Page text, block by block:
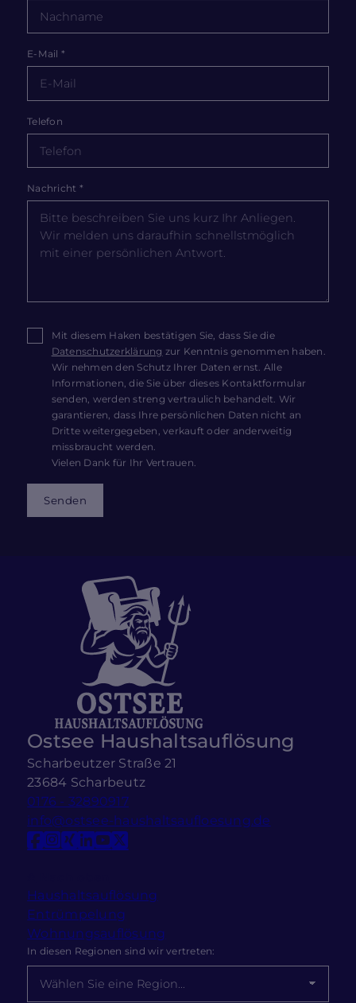
E-Mail *
Telefon
Nachricht *
Mit diesem Haken bestätigen Sie, dass Sie die
Datenschutzerklärung zur Kenntnis genommen haben.
Wir nehmen den Schutz Ihrer Daten ernst. Alle
Informationen, die Sie über dieses Kontaktformular
senden, werden streng vertraulich behandelt. Wir
garantieren, dass Ihre persönlichen Daten nicht an
Dritte weitergegeben, verkauft oder anderweitig
missbraucht werden.
Vielen Dank für Ihr Vertrauen.
Senden
Ostsee Haushaltsauflösung
Scharbeutzer Straße 21
23684 Scharbeutz
0176 - 32890917
info@ostsee-haushaltsaufloesung.de
In diesen Regionen sind wir vertreten:
Haushaltsauflösung
Entrümpelung
Wohnungsauflösung